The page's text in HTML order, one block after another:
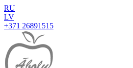
RU
LV
+371 26891515